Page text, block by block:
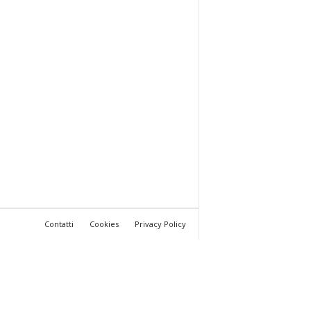
Contatti Cookies Privacy Policy